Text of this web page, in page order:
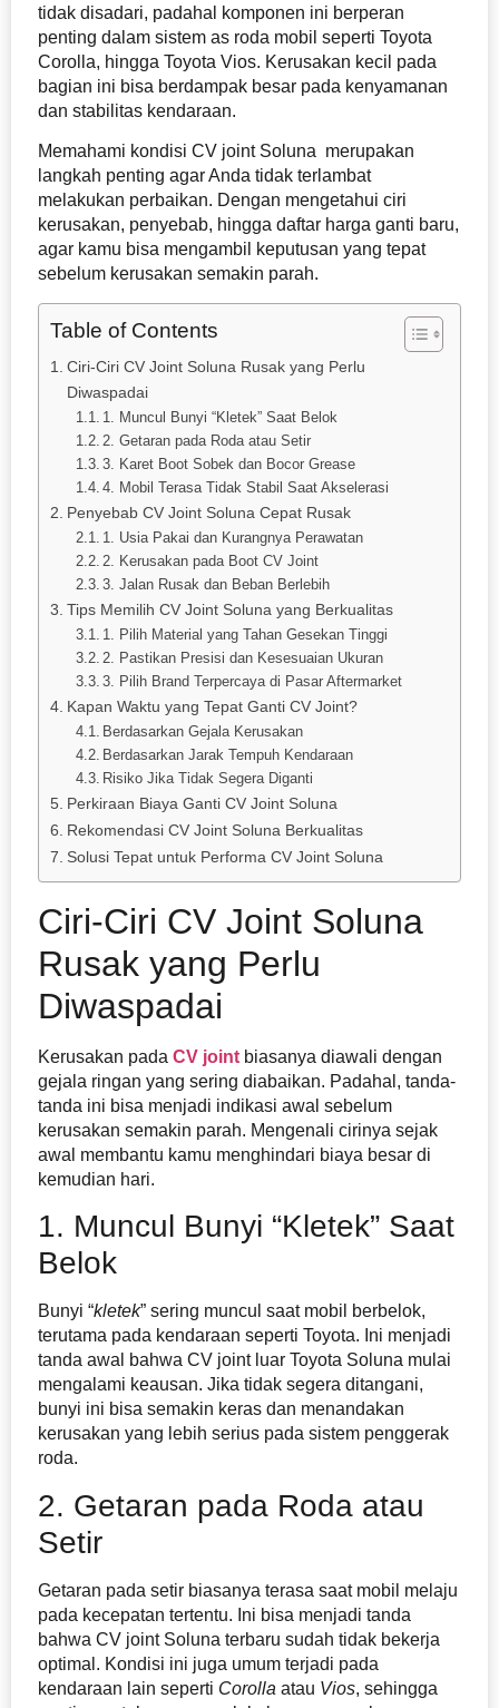
tidak disadari, padahal komponen ini berperan
penting dalam sistem as roda mobil seperti Toyota
Corolla, hingga Toyota Vios. Kerusakan kecil pada
bagian ini bisa berdampak besar pada kenyamanan
dan stabilitas kendaraan.
Memahami kondisi CV joint Soluna merupakan
langkah penting agar Anda tidak terlambat
melakukan perbaikan. Dengan mengetahui ciri
kerusakan, penyebab, hingga daftar harga ganti baru,
agar kamu bisa mengambil keputusan yang tepat
sebelum kerusakan semakin parah.
Table of Contents
Ciri-Ciri CV Joint Soluna Rusak yang Perlu
Diwaspadai
1. Muncul Bunyi “Kletek” Saat Belok
2. Getaran pada Roda atau Setir
3. Karet Boot Sobek dan Bocor Grease
4. Mobil Terasa Tidak Stabil Saat Akselerasi
Penyebab CV Joint Soluna Cepat Rusak
1. Usia Pakai dan Kurangnya Perawatan
2. Kerusakan pada Boot CV Joint
3. Jalan Rusak dan Beban Berlebih
Tips Memilih CV Joint Soluna yang Berkualitas
1. Pilih Material yang Tahan Gesekan Tinggi
2. Pastikan Presisi dan Kesesuaian Ukuran
3. Pilih Brand Terpercaya di Pasar Aftermarket
Kapan Waktu yang Tepat Ganti CV Joint?
Berdasarkan Gejala Kerusakan
Berdasarkan Jarak Tempuh Kendaraan
Risiko Jika Tidak Segera Diganti
Perkiraan Biaya Ganti CV Joint Soluna
Rekomendasi CV Joint Soluna Berkualitas
Solusi Tepat untuk Performa CV Joint Soluna
Ciri-Ciri CV Joint Soluna
Rusak yang Perlu
Diwaspadai
Kerusakan pada CV joint biasanya diawali dengan
gejala ringan yang sering diabaikan. Padahal, tanda-
tanda ini bisa menjadi indikasi awal sebelum
kerusakan semakin parah. Mengenali cirinya sejak
awal membantu kamu menghindari biaya besar di
kemudian hari.
1. Muncul Bunyi “Kletek” Saat
Belok
Bunyi “kletek” sering muncul saat mobil berbelok,
terutama pada kendaraan seperti Toyota. Ini menjadi
tanda awal bahwa CV joint luar Toyota Soluna mulai
mengalami keausan. Jika tidak segera ditangani,
bunyi ini bisa semakin keras dan menandakan
kerusakan yang lebih serius pada sistem penggerak
roda.
2. Getaran pada Roda atau
Setir
Getaran pada setir biasanya terasa saat mobil melaju
pada kecepatan tertentu. Ini bisa menjadi tanda
bahwa CV joint Soluna terbaru sudah tidak bekerja
optimal. Kondisi ini juga umum terjadi pada
kendaraan lain seperti Corolla atau Vios, sehingga